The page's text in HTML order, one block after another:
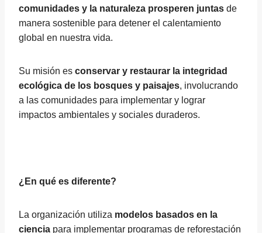
comunidades y la naturaleza prosperen juntas de
manera sostenible para detener el calentamiento
global en nuestra vida.
Su misión es conservar y restaurar la integridad
ecológica de los bosques y paisajes, involucrando
a las comunidades para implementar y lograr
impactos ambientales y sociales duraderos.
¿En qué es diferente?
La organización utiliza modelos basados en la
ciencia para implementar programas de reforestación